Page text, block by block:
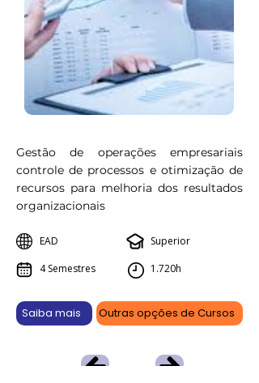
Gestão de operações empresariais
controle de processos e otimização de
recursos para melhoria dos resultados
organizacionais
EAD
4 Semestres
Superior
1.720h
Saiba mais Outras opções de Cursos